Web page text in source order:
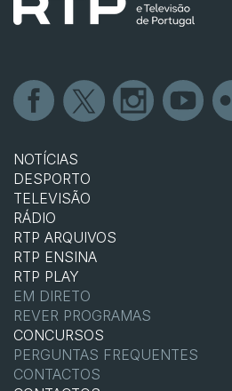
NOTÍCIAS
DESPORTO
TELEVISÃO
RÁDIO
RTP ARQUIVOS
RTP ENSINA
RTP PLAY
EM DIRETO
REVER PROGRAMAS
CONCURSOS
PERGUNTAS FREQUENTES
CONTACTOS